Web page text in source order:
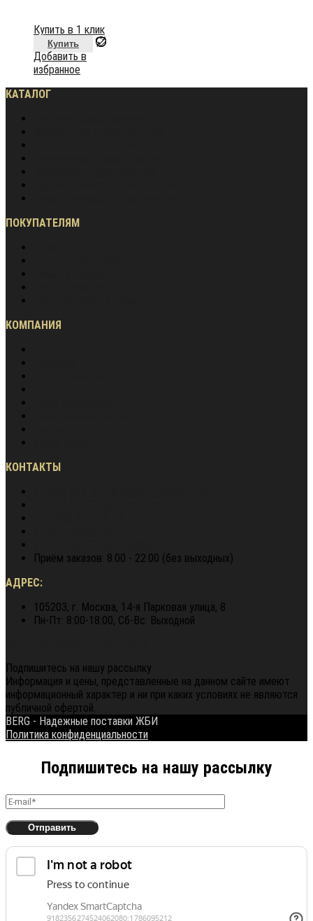
Купить в 1 клик
Купить
Добавить в
избранное
КАТАЛОГ
ПОКУПАТЕЛЯМ
КОМПАНИЯ
КОНТАКТЫ
Приём заказов: 8.00 - 22.00 (без выходных)
АДРЕС:
105203, г. Москва, 14-я Парковая улица, 8
Пн-Пт: 8:00-18:00, Сб-Вс: Выходной
Подпишитесь на нашу рассылку
Информация и цены, представленные на данном сайте имеют
информационный характер и ни при каких условиях не являются
публичной офертой.
BERG - Надежные поставки ЖБИ
Политика конфиденциальности
Подпишитесь на нашу рассылку